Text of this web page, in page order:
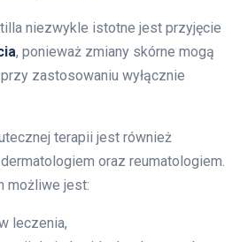
niezwykle istotne jest przyjęcie
, ponieważ zmiany skórne mogą
zastosowaniu wyłącznie
terapii jest również
oraz reumatologiem.
możliwe jest:
leczenia,